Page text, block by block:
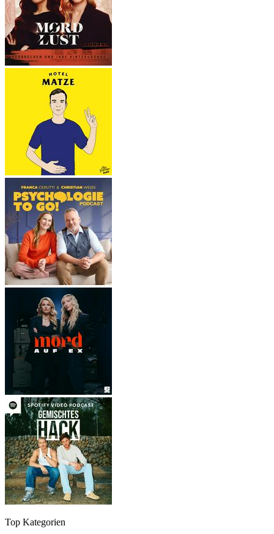
Top Kategorien